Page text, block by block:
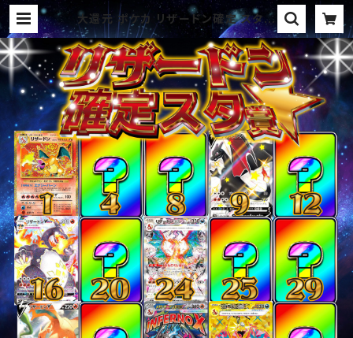
大還元 ポケカ リザードン確定 スタ賞
オリパ | オリパ ブラザーズ オリパ
専門店 (ポケカ、ワンピース、遊戯王、
ヴァイス、ドラゴンボール)